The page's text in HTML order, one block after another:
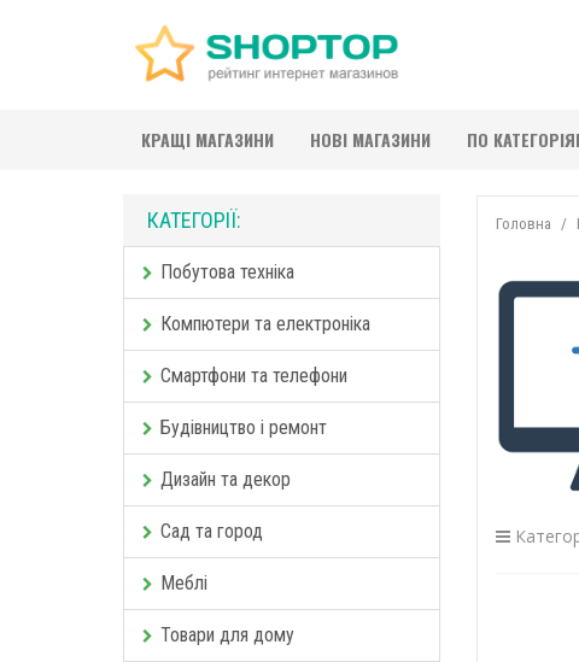
КРАЩІ МАГАЗИНИ НОВІ МАГАЗИНИ ПО
КАТЕГОРІЇ:
Побутова техніка
Компютери та електроніка
Смартфони та телефони
Будівництво і ремонт
Дизайн та декор
Сад та город
Меблі
Товари для дому
Головна